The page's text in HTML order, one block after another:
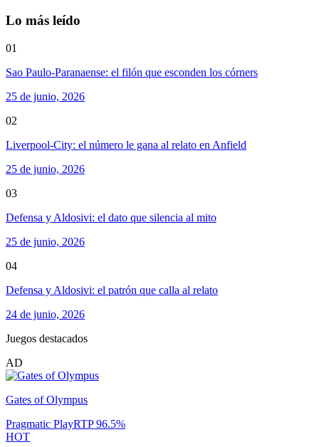
Lo más leído
01
Sao Paulo-Paranaense: el filón que esconden los córners
25 de junio, 2026
02
Liverpool-City: el número le gana al relato en Anfield
25 de junio, 2026
03
Defensa y Aldosivi: el dato que silencia al mito
25 de junio, 2026
04
Defensa y Aldosivi: el patrón que calla al relato
24 de junio, 2026
Juegos destacados
AD
Gates of Olympus
Pragmatic PlayRTP96.5%
HOT